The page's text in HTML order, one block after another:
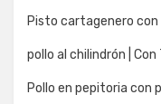
Pisto cartagenero con
pollo al chilindrón |
Pollo en pepitoria con